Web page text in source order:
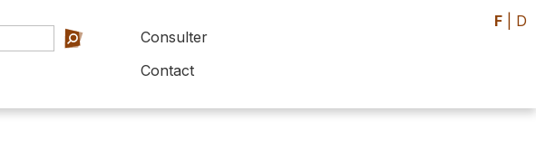
Consulter
Contact
F D